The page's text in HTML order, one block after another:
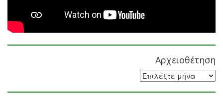
Αρχειοθέτηση
Αρχειοθέτηση